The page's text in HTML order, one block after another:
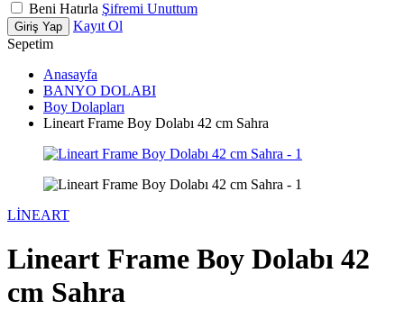
Beni Hatırla Şifremi Unuttum
Giriş Yap
Kayıt Ol
Sepetim
Anasayfa
BANYO DOLABI
Boy Dolapları
Lineart Frame Boy Dolabı 42 cm Sahra
LİNEART
Lineart Frame Boy Dolabı 42
cm Sahra